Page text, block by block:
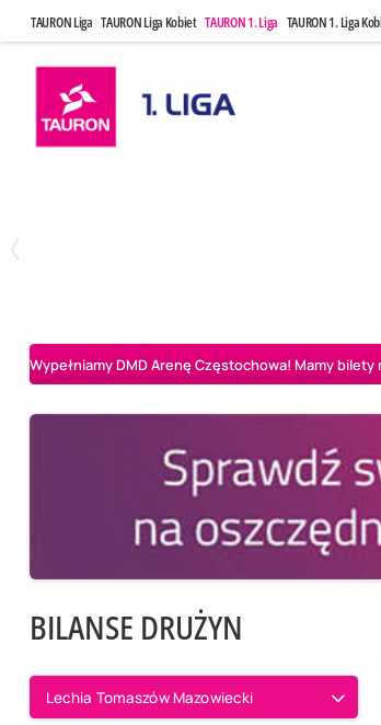
TAURON Liga TAURON Liga Kobiet TAURON 1. Liga TAURON 1. Liga
Wypełniamy DMD Arenę Częstochowa! Mamy
BILANSE DRUŻYN
Lechia Tomaszów Mazowiecki